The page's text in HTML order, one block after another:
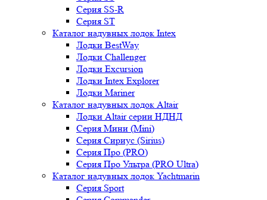
Серия SS-R
Серия ST
Каталог надувных лодок Intex
Лодки BestWay
Лодки Challenger
Лодки Excursion
Лодки Intex Explorer
Лодки Mariner
Каталог надувных лодок Altair
Лодки Altair серии НДНД
Серия Мини (Mini)
Серия Сириус (Sirius)
Серия Про (PRO)
Серия Про Ультра (PRO Ultra)
Каталог надувных лодок Yachtmarin
Серия Sport